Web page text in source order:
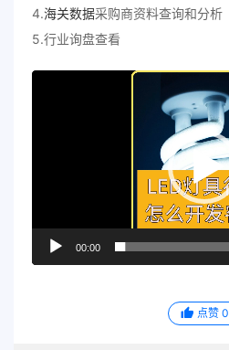
4.海关数据采购商资料查询和分析
5.行业询盘查看
00:00
点赞 0